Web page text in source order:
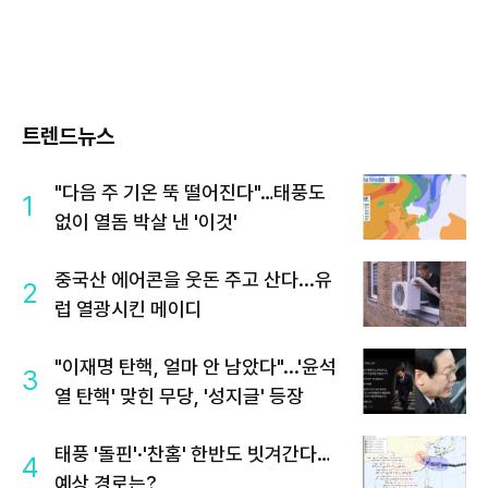
트렌드뉴스
1
"다음 주 기온 뚝 떨어진다"…태풍도
없이 열돔 박살 낸 '이것'
2
중국산 에어콘을 웃돈 주고 산다...유
럽 열광시킨 메이디
3
"이재명 탄핵, 얼마 안 남았다"...'윤석
열 탄핵' 맞힌 무당, '성지글' 등장
4
태풍 '돌핀'·'찬홈' 한반도 빗겨간다…
예상 경로는?